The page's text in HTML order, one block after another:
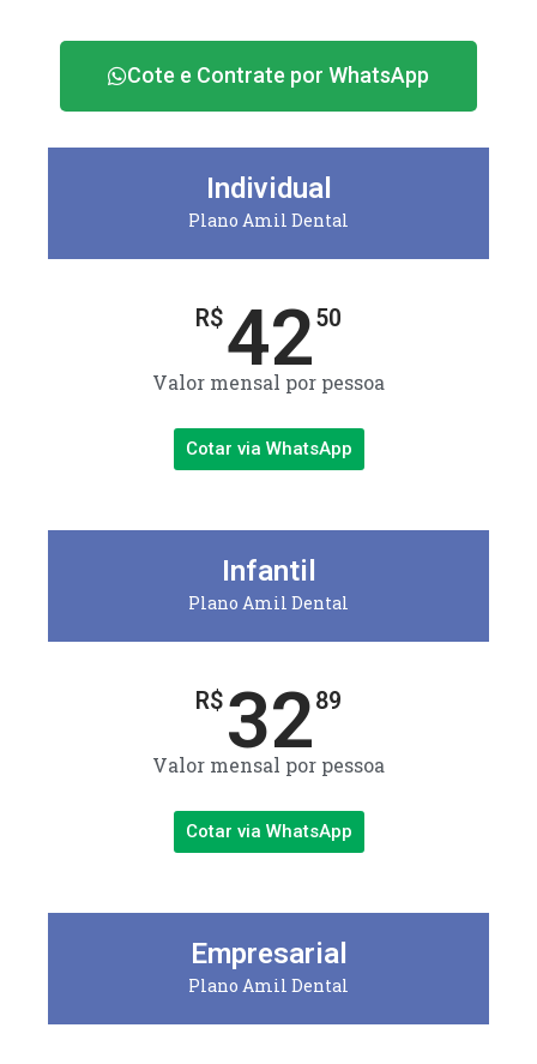
Cote e Contrate por WhatsApp
Individual
Plano Amil Dental
R$4250
Valor mensal por pessoa
Cotar via WhatsApp
Infantil
Plano Amil Dental
R$ 3289
Valor mensal por pessoa
Cotar via WhatsApp
Empresarial
Plano Amil Dental